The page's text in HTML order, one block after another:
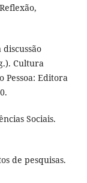
discussão
Cultura
Pessoa: Editora
Sociais.
de pesquisas.